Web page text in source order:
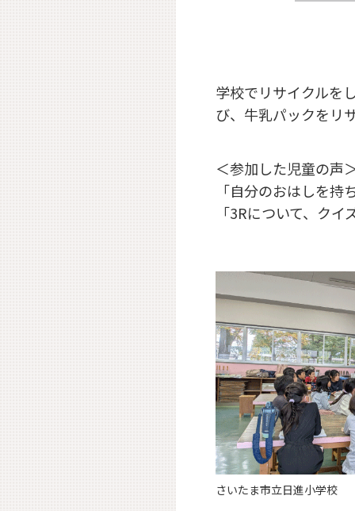
学校でリサイクルを
び、牛乳パックをリ
＜参加した児童の声
「自分のおはしを持
「3Rについて、ク
さいたま市立日進小学校